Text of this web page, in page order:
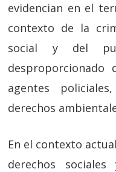
evidencian en el
contexto de la
social y del
agentes
derechos
En el contexto
derechos